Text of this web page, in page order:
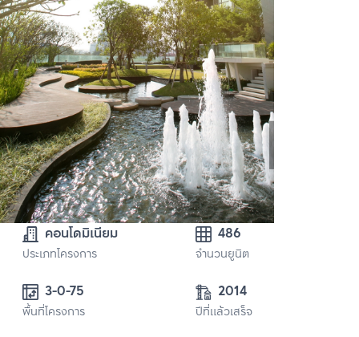
คอนโดมิเนียม
ประเภทโครงการ
486
จำนวนยูนิต
3-0-75
พื้นที่โครงการ
2014
ปีที่แล้วเสร็จ